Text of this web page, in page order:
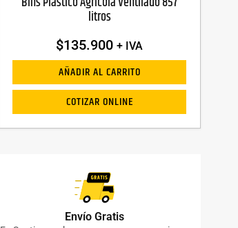
litros
$135.900 + IVA
AÑADIR AL CARRITO
COTIZAR ONLINE
Envío Gratis